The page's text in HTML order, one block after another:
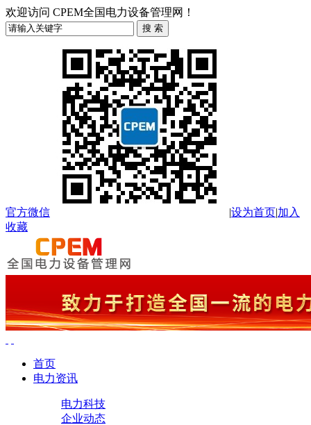
欢迎访问 CPEM全国电力设备管理网！
官方微信 |设为首页|加入
收藏
首页
电力资讯
电力科技
企业动态